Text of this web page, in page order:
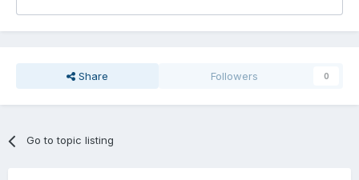
Share Followers 0
Go to topic listing